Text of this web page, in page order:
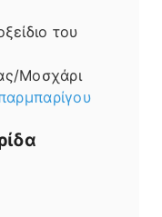
του
Μοσχάρι